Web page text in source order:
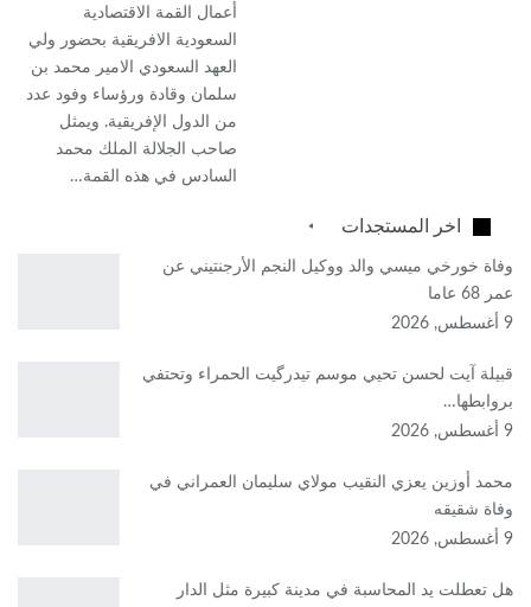
أعمال القمة الاقتصادية
السعودية الافريقية بحضور ولي
العهد السعودي الامير محمد بن
سلمان وقادة ورؤساء وفود عدد
من الدول الإفريقية. ويمثل
صاحب الجلالة الملك محمد
السادس في هذه القمة…
اخر المستجدات
وفاة خورخي ميسي والد ووكيل النجم الأرجنتيني عن
عمر 68 عاما
9 أغسطس, 2026
قبيلة آيت لحسن تحيي موسم تيدرگيت الحمراء وتحتفي
بروابطها…
9 أغسطس, 2026
محمد أوزين يعزي النقيب مولاي سليمان العمراني في
وفاة شقيقه
9 أغسطس, 2026
هل تعطلت يد المحاسبة في مدينة كبيرة مثل الدار